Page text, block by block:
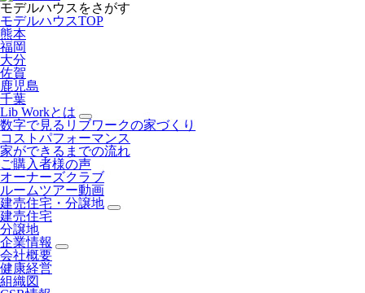
モデルハウスをさがす
モデルハウスTOP
熊本
福岡
大分
佐賀
鹿児島
千葉
Lib Workとは
数字で見るリブワークの家づくり
コストパフォーマンス
家ができるまでの流れ
ご購入者様の声
オーナーズクラブ
ルームツアー動画
建売住宅・分譲地
建売住宅
分譲地
企業情報
会社概要
健康経営
組織図